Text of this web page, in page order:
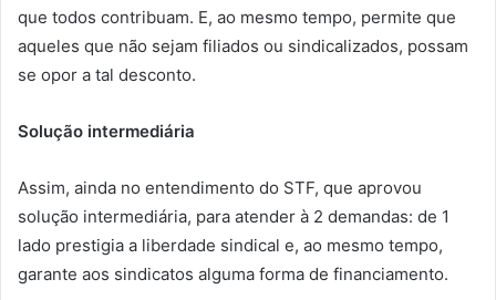
que todos contribuam. E, ao mesmo tempo, permite que
aqueles que não sejam filiados ou sindicalizados, possam
se opor a tal desconto.
Solução intermediária
Assim, ainda no entendimento do STF, que aprovou
solução intermediária, para atender à 2 demandas: de 1
lado prestigia a liberdade sindical e, ao mesmo tempo,
garante aos sindicatos alguma forma de financiamento.